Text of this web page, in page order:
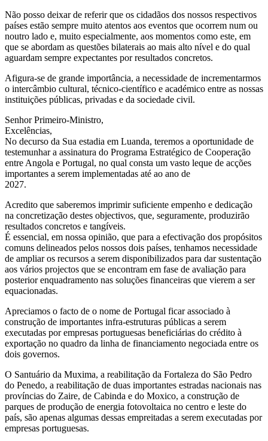
Não posso deixar de referir que os cidadãos dos nossos respectivos
países estão sempre muito atentos aos eventos que ocorrem num ou
noutro lado e, muito especialmente, aos momentos como este, em
que se abordam as questões bilaterais ao mais alto nível e do qual
aguardam sempre expectantes por resultados concretos.
Afigura-se de grande importância, a necessidade de incrementarmos
o intercâmbio cultural, técnico-científico e académico entre as nossas
instituições públicas, privadas e da sociedade civil.
Senhor Primeiro-Ministro,
Excelências,
No decurso da Sua estadia em Luanda, teremos a oportunidade de
testemunhar a assinatura do Programa Estratégico de Cooperação
entre Angola e Portugal, no qual consta um vasto leque de acções
importantes a serem implementadas até ao ano de
2027.
Acredito que saberemos imprimir suficiente empenho e dedicação
na concretização destes objectivos, que, seguramente, produzirão
resultados concretos e tangíveis.
É essencial, em nossa opinião, que para a efectivação dos propósitos
comuns delineados pelos nossos dois países, tenhamos necessidade
de ampliar os recursos a serem disponibilizados para dar sustentação
aos vários projectos que se encontram em fase de avaliação para
posterior enquadramento nas soluções financeiras que vierem a ser
equacionadas.
Apreciamos o facto de o nome de Portugal ficar associado à
construção de importantes infra-estruturas públicas a serem
executadas por empresas portuguesas beneficiárias do crédito à
exportação no quadro da linha de financiamento negociada entre os
dois governos.
O Santuário da Muxima, a reabilitação da Fortaleza do São Pedro
do Penedo, a reabilitação de duas importantes estradas nacionais nas
províncias do Zaire, de Cabinda e do Moxico, a construção de
parques de produção de energia fotovoltaica no centro e leste do
país, são apenas algumas dessas empreitadas a serem executadas por
empresas portuguesas.